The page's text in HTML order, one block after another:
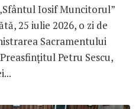
Iosif Muncitorul”
25 iulie 2026, o zi de
Sacramentului
Petru Sescu,